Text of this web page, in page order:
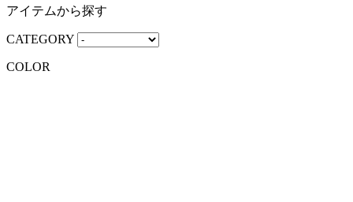
アイテムから探す
CATEGORY
COLOR